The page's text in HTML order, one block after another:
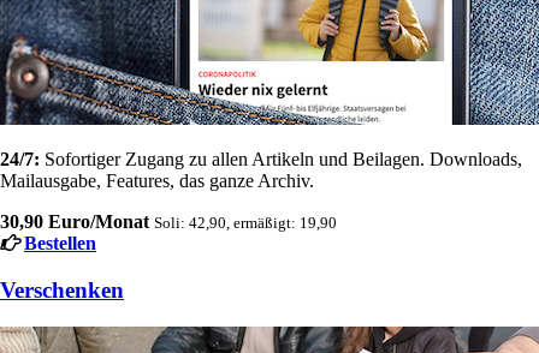
24/7: Sofortiger Zugang zu allen Artikeln und Beilagen. Downloads,
Mailausgabe, Features, das ganze Archiv.
30,90 Euro/Monat Soli: 42,90, ermäßigt: 19,90
Bestellen
Verschenken